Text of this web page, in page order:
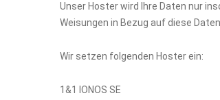
Unser Hoster wird Ihre Daten nur
Weisungen in Bezug auf diese
Wir setzen folgenden Hoster ein:
1&1 IONOS SE